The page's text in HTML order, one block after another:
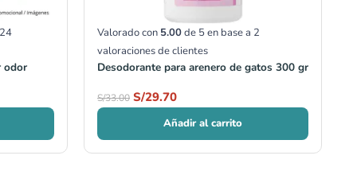
24
odor
Valorado con 5.00de 5 en base a 2
valoraciones de clientes
Desodorante para arenero de gatos 300 gr
S/33.00 S/29.70
Añadir al carrito